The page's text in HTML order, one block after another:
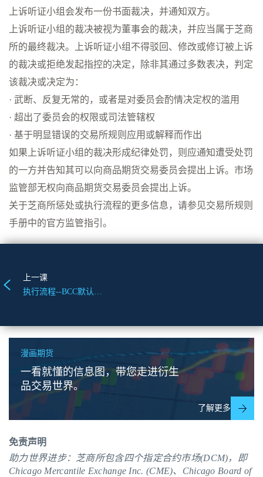
上诉听证小组会发布一份书面裁决，并通知双方。
上诉听证小组的裁决被视为董事会的裁决，并应当属于芝商
所的最终裁决。上诉听证小组不得驳回、修改或修订被上诉
的裁决或拒绝发起指控的决定，除非其通过多数表决，判定
该裁决或决定为：
· ​武断、反复无常的，或者是对委员会酌情决定权的滥用
· 超出了委员会的权限或司法管辖权
· 基于明显错误的交易所规则应用或解释而作出
如果上诉听证小组的裁决形成纪律处罚，则应通知遭受处罚
的一方并告知其可以向商品期货交易委员会提出上诉。市场
监管部无权向商品期货交易委员会提出上诉。
关于芝商所惩处或执行流程的更多信息，请参见交易所规则
手册中的官方监管指引。
上一课
执行流程--BCC默认听证会
漫画期货
一看就懂的信息图，带您走进衍生
品交易世界。
了解更多
免责声明
助力世界进步：芝商所包含四个指定合约市场(DCM)，即
Chicago Mercantile Exchange Inc. (CME)、Chicago Board of